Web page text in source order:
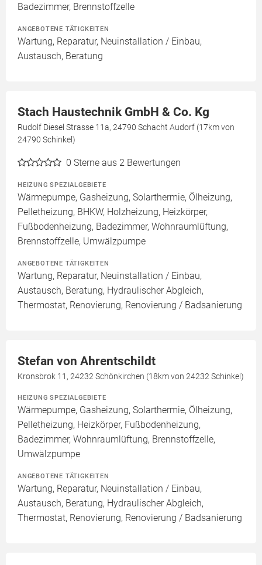
Badezimmer, Brennstoffzelle
ANGEBOTENE TÄTIGKEITEN
Wartung, Reparatur, Neuinstallation / Einbau,
Austausch, Beratung
Stach Haustechnik GmbH & Co. Kg
Rudolf Diesel Strasse 11a, 24790 Schacht Audorf (17km von
24790 Schinkel)
0 Sterne aus 2 Bewertungen
HEIZUNG SPEZIALGEBIETE
Wärmepumpe, Gasheizung, Solarthermie, Ölheizung,
Pelletheizung, BHKW, Holzheizung, Heizkörper,
Fußbodenheizung, Badezimmer, Wohnraumlüftung,
Brennstoffzelle, Umwälzpumpe
ANGEBOTENE TÄTIGKEITEN
Wartung, Reparatur, Neuinstallation / Einbau,
Austausch, Beratung, Hydraulischer Abgleich,
Thermostat, Renovierung, Renovierung / Badsanierung
Stefan von Ahrentschildt
Kronsbrok 11, 24232 Schönkirchen (18km von 24232 Schinkel)
HEIZUNG SPEZIALGEBIETE
Wärmepumpe, Gasheizung, Solarthermie, Ölheizung,
Pelletheizung, Heizkörper, Fußbodenheizung,
Badezimmer, Wohnraumlüftung, Brennstoffzelle,
Umwälzpumpe
ANGEBOTENE TÄTIGKEITEN
Wartung, Reparatur, Neuinstallation / Einbau,
Austausch, Beratung, Hydraulischer Abgleich,
Thermostat, Renovierung, Renovierung / Badsanierung